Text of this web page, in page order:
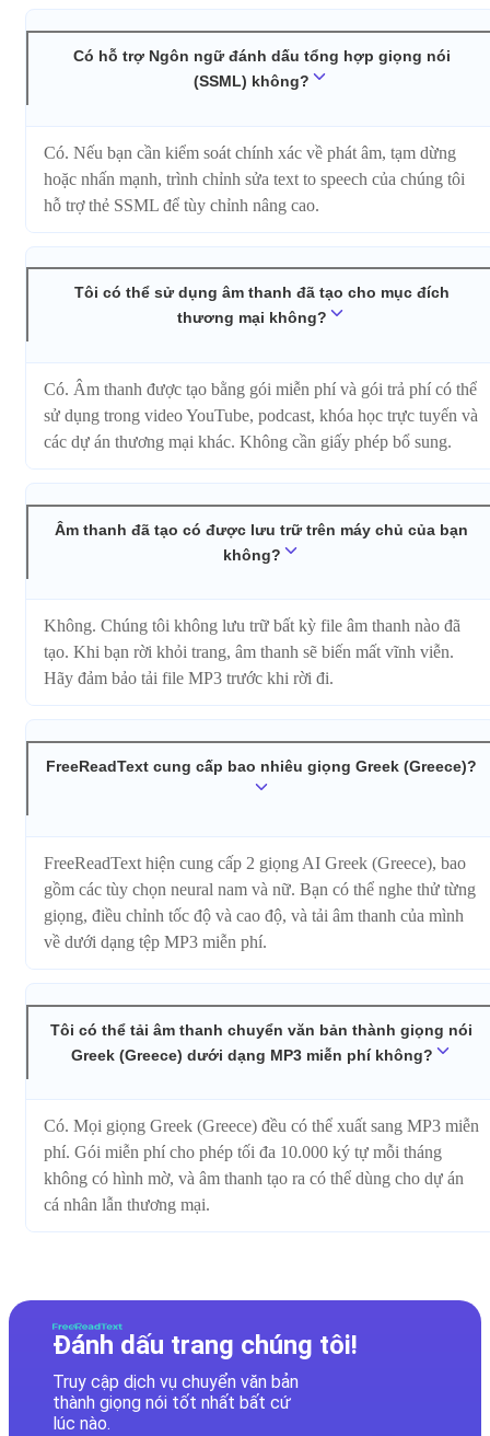
Có hỗ trợ Ngôn ngữ đánh dấu tổng hợp giọng nói
(SSML) không?
Có. Nếu bạn cần kiểm soát chính xác về phát âm, tạm dừng
hoặc nhấn mạnh, trình chỉnh sửa text to speech của chúng tôi
hỗ trợ thẻ SSML để tùy chỉnh nâng cao.
Tôi có thể sử dụng âm thanh đã tạo cho mục đích
thương mại không?
Có. Âm thanh được tạo bằng gói miễn phí và gói trả phí có thể
sử dụng trong video YouTube, podcast, khóa học trực tuyến và
các dự án thương mại khác. Không cần giấy phép bổ sung.
Âm thanh đã tạo có được lưu trữ trên máy chủ của bạn
không?
Không. Chúng tôi không lưu trữ bất kỳ file âm thanh nào đã
tạo. Khi bạn rời khỏi trang, âm thanh sẽ biến mất vĩnh viễn.
Hãy đảm bảo tải file MP3 trước khi rời đi.
FreeReadText cung cấp bao nhiêu giọng Greek (Greece)?
FreeReadText hiện cung cấp 2 giọng AI Greek (Greece), bao
gồm các tùy chọn neural nam và nữ. Bạn có thể nghe thử từng
giọng, điều chỉnh tốc độ và cao độ, và tải âm thanh của mình
về dưới dạng tệp MP3 miễn phí.
Tôi có thể tải âm thanh chuyển văn bản thành giọng nói
Greek (Greece) dưới dạng MP3 miễn phí không?
Có. Mọi giọng Greek (Greece) đều có thể xuất sang MP3 miễn
phí. Gói miễn phí cho phép tối đa 10.000 ký tự mỗi tháng
không có hình mờ, và âm thanh tạo ra có thể dùng cho dự án
cá nhân lẫn thương mại.
Đánh dấu trang chúng tôi!
Truy cập dịch vụ chuyển văn bản
thành giọng nói tốt nhất bất cứ
lúc nào.